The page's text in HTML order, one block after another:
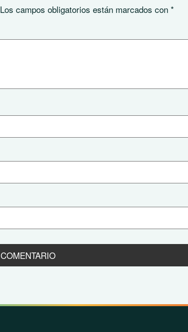
Los campos obligatorios están marcados con *